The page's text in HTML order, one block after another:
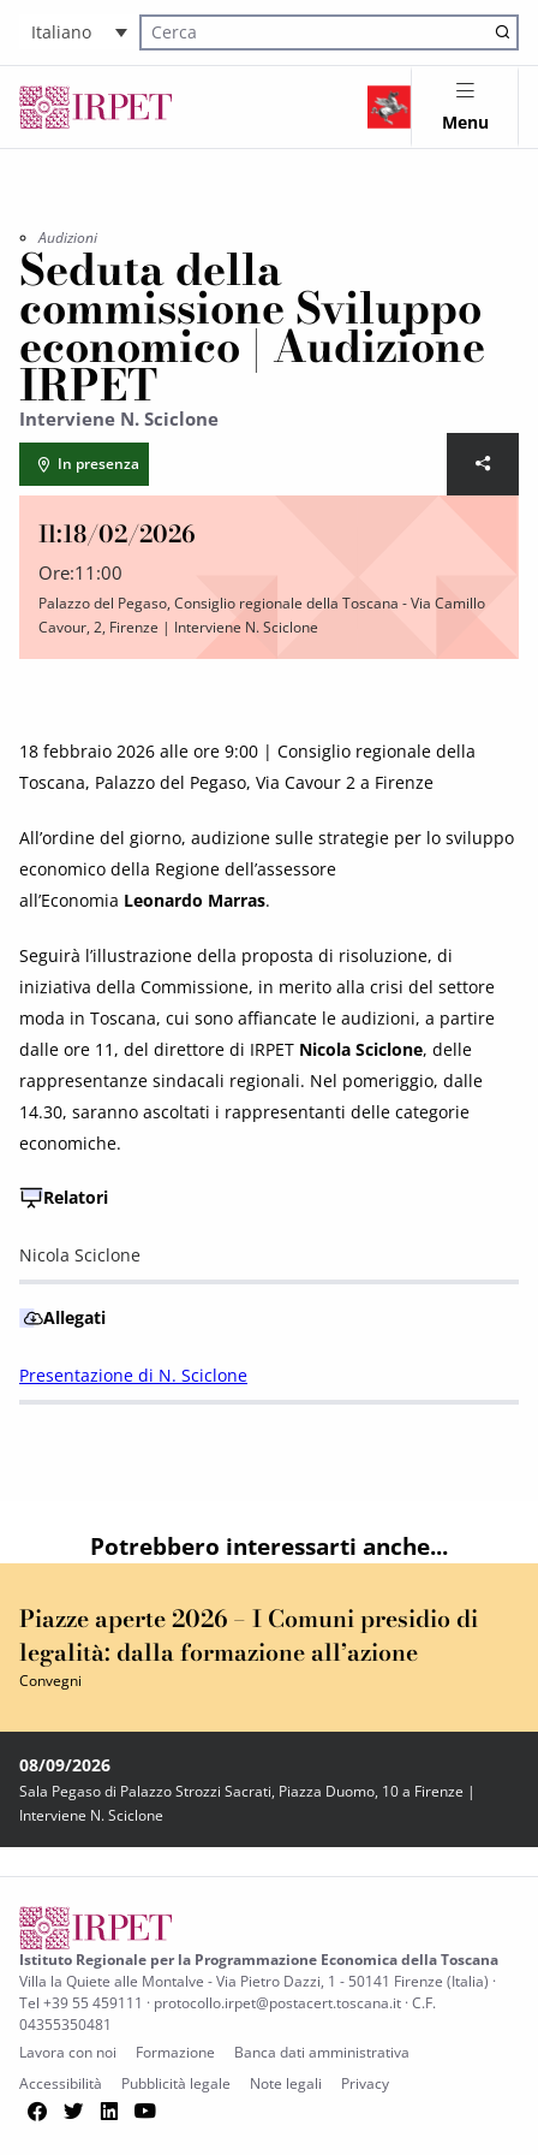
Italiano
Cerca nel sito
Menu
Audizioni
Seduta della
commissione Sviluppo
economico | Audizione
IRPET
Interviene N. Sciclone
In presenza
Il:18/02/2026
Ore:11:00
Palazzo del Pegaso, Consiglio regionale della Toscana - Via Camillo
Cavour, 2, Firenze | Interviene N. Sciclone
18 febbraio 2026 alle ore 9:00 | Consiglio regionale della
Toscana, Palazzo del Pegaso, Via Cavour 2 a Firenze
All’ordine del giorno, audizione sulle strategie per lo sviluppo
economico della Regione dell’assessore
all’Economia Leonardo Marras.
Seguirà l’illustrazione della proposta di risoluzione, di
iniziativa della Commissione, in merito alla crisi del settore
moda in Toscana, cui sono affiancate le audizioni, a partire
dalle ore 11, del direttore di IRPET Nicola Sciclone, delle
rappresentanze sindacali regionali. Nel pomeriggio, dalle
14.30, saranno ascoltati i rappresentanti delle categorie
economiche.
Relatori
Nicola Sciclone
Allegati
Presentazione di N. Sciclone
Potrebbero interessarti anche...
Piazze aperte 2026 – I Comuni presidio di
legalità: dalla formazione all’azione
Convegni
08/09/2026
Sala Pegaso di Palazzo Strozzi Sacrati, Piazza Duomo, 10 a Firenze |
Interviene N. Sciclone
Istituto Regionale per la Programmazione Economica della Toscana
Villa la Quiete alle Montalve - Via Pietro Dazzi, 1 - 50141 Firenze (Italia) ·
Tel +39 55 459111 · protocollo.irpet@postacert.toscana.it · C.F.
04355350481
Lavora con noi
Formazione
Banca dati amministrativa
Accessibilità
Pubblicità legale Note legali Privacy
Facebook
TwitterLinkedIn